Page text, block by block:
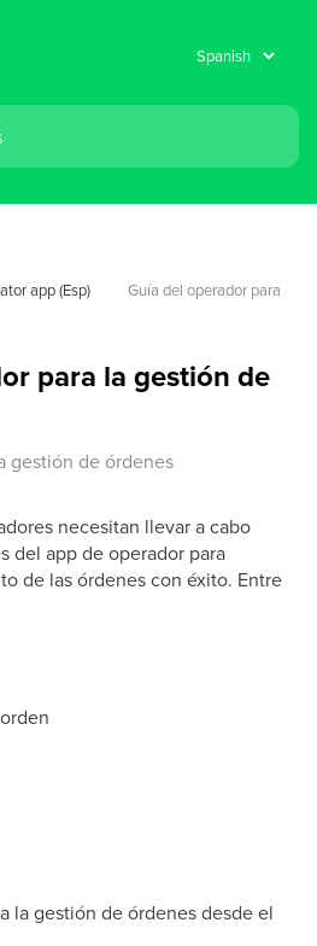
app (Esp)
Guía del operador para
para la gestión de
gestión de órdenes
necesitan llevar a cabo
del app de operador para
de las órdenes con éxito. Entre
la gestión de órdenes desde el